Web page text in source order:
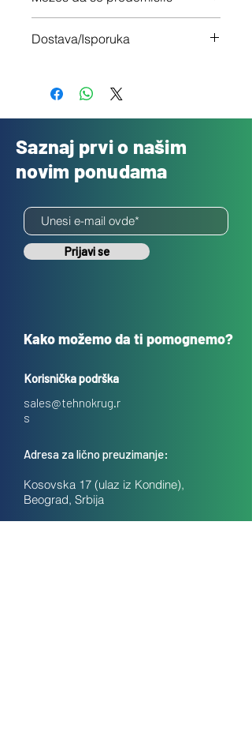
nisi zadovoljan
Dostava/Isporuka
Saznaj prvi o našim
novim ponudama
Prijavi se
Kako možemo da ti pomognemo?
Korisnička podrška
sales@tehnokrug.r
s
Adresa za lično preuzimanje:
Kosovska 17 (ulaz iz Kondine),
Beograd, Srbija